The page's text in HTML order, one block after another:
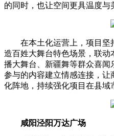
的同时，也让空间更具温度与
在本土化运营上，项目坚
造百姓大舞台特色场景，联
播大舞台、新疆舞等群众喜
参与的内容建立情感连接，
化阵地，持续强化项目在县域
咸阳泾阳万达广场